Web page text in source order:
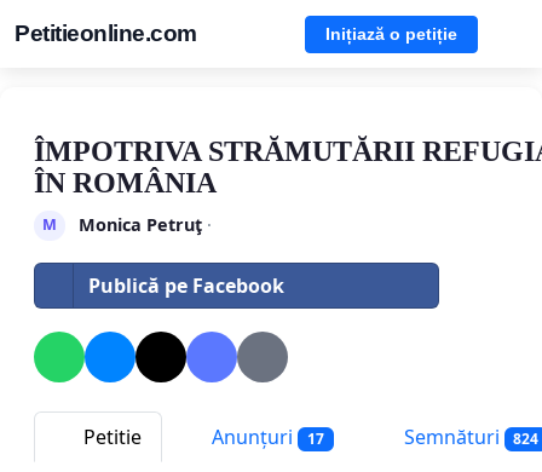
Petitieonline.com Inițiază o petiție
ÎMPOTRIVA STRĂMUTĂRII
ÎN ROMÂNIA
M Monica Petruţ·
Publică pe Facebook
Petitie Anunțuri 17 Semnături 824